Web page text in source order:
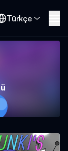
Türkçe